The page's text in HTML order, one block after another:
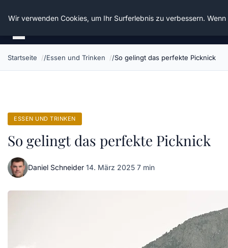
Die Schnitter
Startseite Essen und Trinken So gelingt das perfekte Picknick
ESSEN UND TRINKEN
So gelingt das perfekte Picknick
Daniel Schneider·14. März 2025·7 min
Wir verwenden Cookies, um Ihr Surferlebnis zu verbessern.